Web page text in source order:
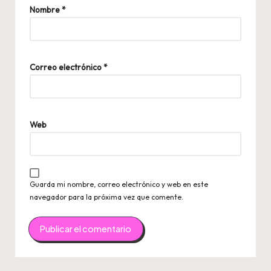
Nombre*
Correo electrónico*
Web
Guarda mi nombre, correo electrónico y web en este
navegador para la próxima vez que comente.